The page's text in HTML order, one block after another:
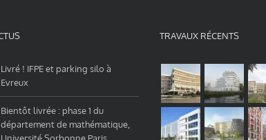
Livré ! IFPE et parking silo à
Evreux
Bientôt livrée : phase 1 du
département de mathématique,
TRAVAUX RÉCENTS